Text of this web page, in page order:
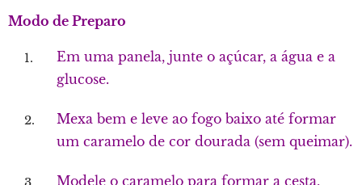
Modo de Preparo
Em uma panela, junte o açúcar, a água e a
glucose.
Mexa bem e leve ao fogo baixo até formar
um caramelo de cor dourada (sem queimar).
Modele o caramelo para formar a cesta,